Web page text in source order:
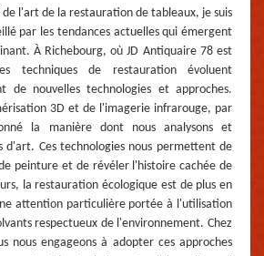
de l'art de la restauration de tableaux, je suis
par les tendances actuelles qui émergent
À Richebourg, où JD Antiquaire 78 est
techniques de restauration évoluent
de nouvelles technologies et approches.
3D et de l'imagerie infrarouge, par
la manière dont nous analysons et
d'art. Ces technologies nous permettent de
peinture et de révéler l'histoire cachée de
la restauration écologique est de plus en
attention particulière portée à l'utilisation
respectueux de l'environnement. Chez
nous engageons à adopter ces approches